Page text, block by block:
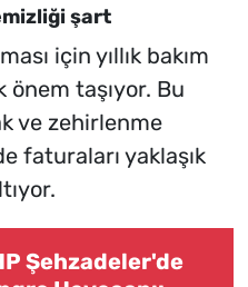
şart
için yıllık bakım
taşıyor. Bu
ve zehirlenme
faturaları yaklaşık
Şehzadeler'de